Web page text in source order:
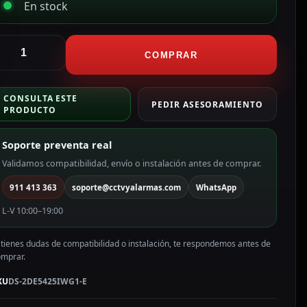
En stock
COMPRAR
CONSULTA ESTE
PRODUCTO
PEDIR ASESORAMIENTO
Soporte preventa real
Validamos compatibilidad, envío o instalación antes de comprar.
911 413 363 soporte@cctvyalarmas.com WhatsApp
L-V 10:00–19:00
dudas de compatibilidad o instalación, te respondemos antes de
DS-2DE5425IWG1-E